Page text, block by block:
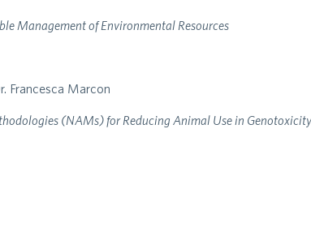
Management of Environmental Resources
Francesca Marcon
(NAMs) for Reducing Animal Use in Genotoxicity